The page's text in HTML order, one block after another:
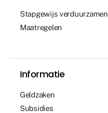
Stapgewijs verduurzamen
Maatregelen
Informatie
Geldzaken
Subsidies